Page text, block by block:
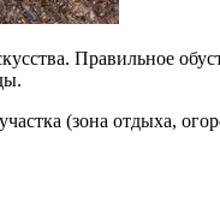
Правильное
(зона отдыха,